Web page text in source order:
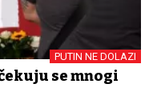
PUTIN NE DOLAZI
se mnogi